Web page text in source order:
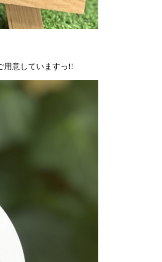
用意していますっ!!